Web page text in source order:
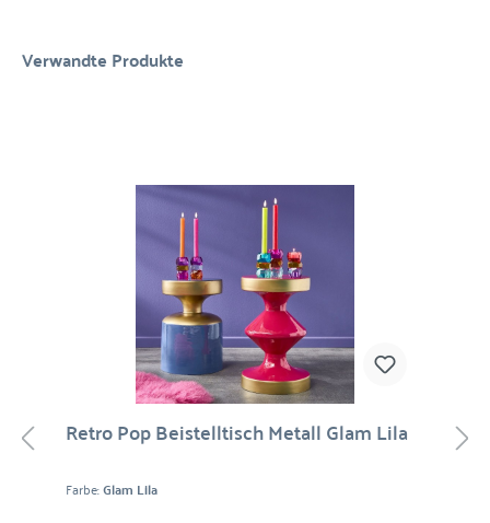
Verwandte Produkte
Retro Pop Beistelltisch Metall Glam Lila
Farbe:Glam Lila